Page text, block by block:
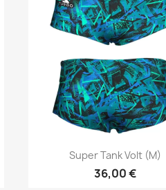
Aperçu rapide
Super Tank Volt (M)
36,00 €